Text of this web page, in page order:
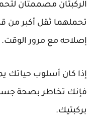
الركبتان مصممتان
تحملهما ثقل أكبر من
إصلاحه مع مرور الوقت.
إذا كان أسلوب حياتك
فإنك تخاطر بصحة
بركبتيك.